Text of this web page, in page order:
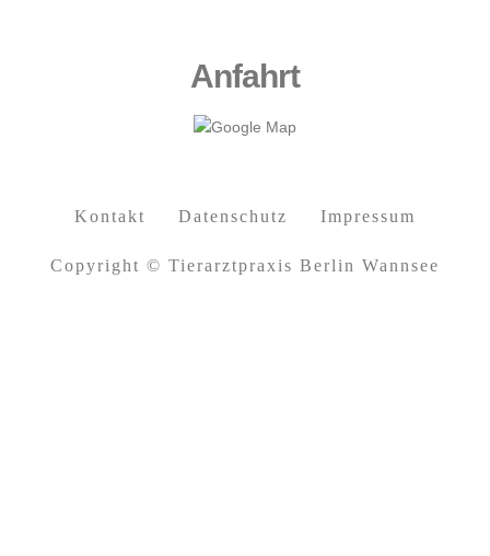
Anfahrt
Kontakt Datenschutz Impressum
Copyright © Tierarztpraxis Berlin Wannsee